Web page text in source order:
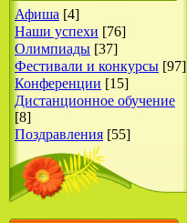
Афиша [4]
Наши успехи [76]
Олимпиады [37]
Фестивали и конкурсы [97]
Конференции [15]
Дистанционное обучение
[8]
Поздравления [55]